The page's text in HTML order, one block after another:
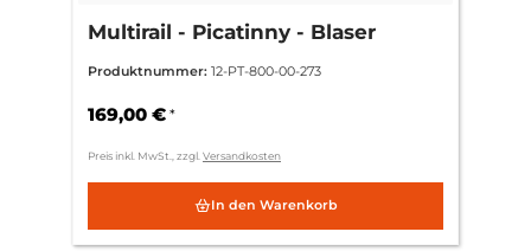
Multirail - Picatinny - Blaser
Produktnummer: 12-PT-800-00-273
169,00 € *
Preis inkl. MwSt., zzgl. Versandkosten
In den Warenkorb